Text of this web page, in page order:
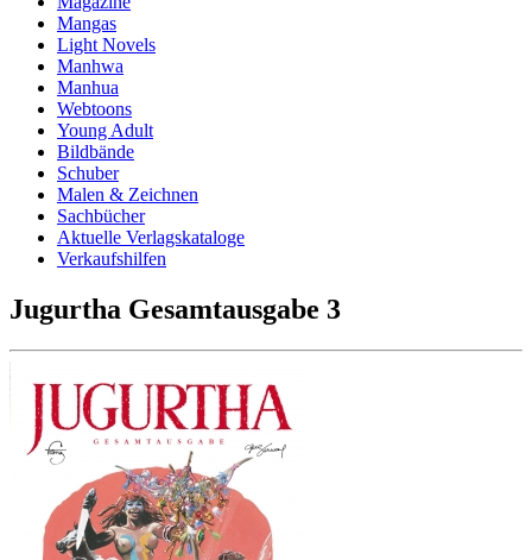
Mangas
Light Novels
Manhwa
Manhua
Webtoons
Young Adult
Bildbände
Schuber
Malen & Zeichnen
Sachbücher
Aktuelle Verlagskataloge
Verkaufshilfen
Jugurtha Gesamtausgabe 3